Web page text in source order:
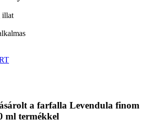
illat
a farfalla Levendula finom
ml termékkel